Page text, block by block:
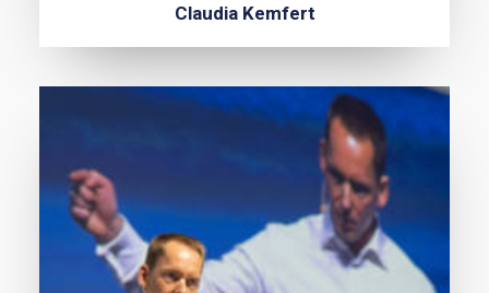
Claudia Kemfert